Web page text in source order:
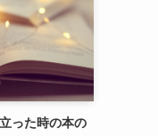
った時の本の